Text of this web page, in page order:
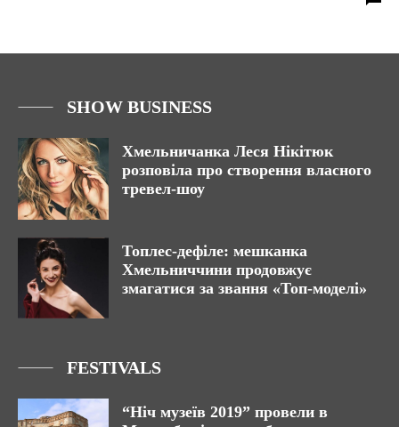
SHOW BUSINESS
Хмельничанка Леся Нікітюк
розповіла про створення власного
тревел-шоу
Топлес-дефіле: мешканка
Хмельниччини продовжує
змагатися за звання «Топ-моделі»
FESTIVALS
“Ніч музеїв 2019” провели в